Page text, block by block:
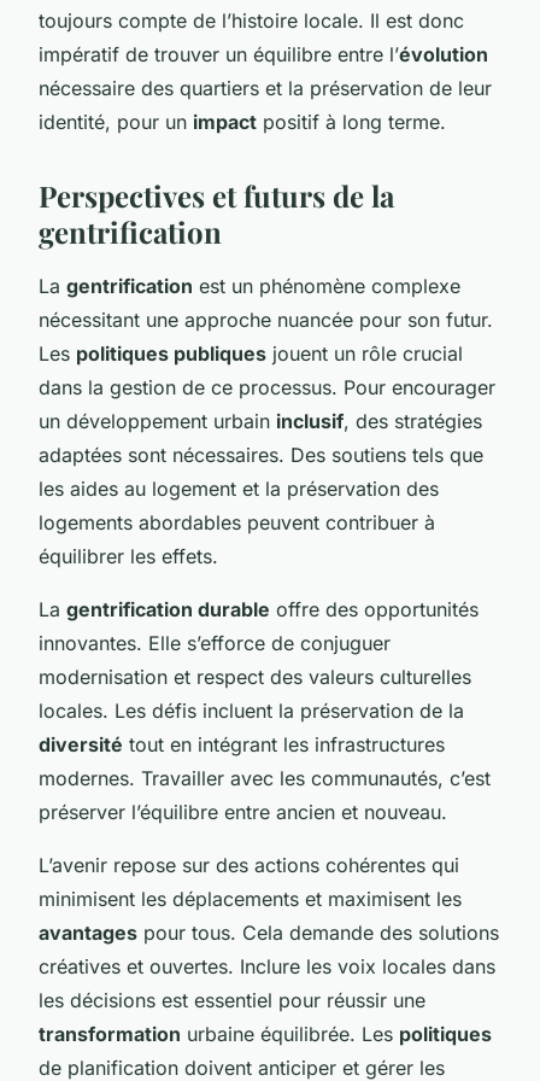
toujours compte de l’histoire locale. Il est donc
impératif de trouver un équilibre entre l’évolution
nécessaire des quartiers et la préservation de leur
identité, pour un impact positif à long terme.
Perspectives et futurs de la
gentrification
La gentrification est un phénomène complexe
nécessitant une approche nuancée pour son futur.
Les politiques publiques jouent un rôle crucial
dans la gestion de ce processus. Pour encourager
un développement urbain inclusif, des stratégies
adaptées sont nécessaires. Des soutiens tels que
les aides au logement et la préservation des
logements abordables peuvent contribuer à
équilibrer les effets.
La gentrification durable offre des opportunités
innovantes. Elle s’efforce de conjuguer
modernisation et respect des valeurs culturelles
locales. Les défis incluent la préservation de la
diversité tout en intégrant les infrastructures
modernes. Travailler avec les communautés, c’est
préserver l’équilibre entre ancien et nouveau.
L’avenir repose sur des actions cohérentes qui
minimisent les déplacements et maximisent les
avantages pour tous. Cela demande des solutions
créatives et ouvertes. Inclure les voix locales dans
les décisions est essentiel pour réussir une
transformation urbaine équilibrée. Les politiques
de planification doivent anticiper et gérer les